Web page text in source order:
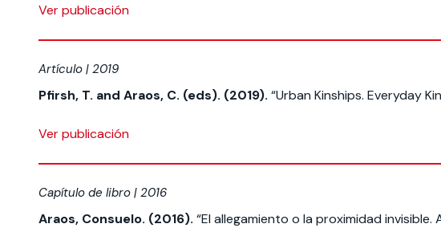
Ver publicación
Artículo | 2019
Pfirsh, T. and Araos, C. (eds). (2019). “Urban Kinships. Everyday
Ver publicación
Capítulo de libro | 2016
Araos, Consuelo. (2016). “El allegamiento o la proximidad